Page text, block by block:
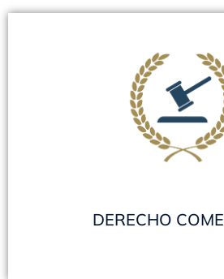
DERECHO
DERECHO
SALGA DEL VERAZ –
CAPACIDAD
Suprimimos todos sus
de los informes
Concursos y Quiebras -
(pagarés, cheques,
Asesoramiento Jurídico